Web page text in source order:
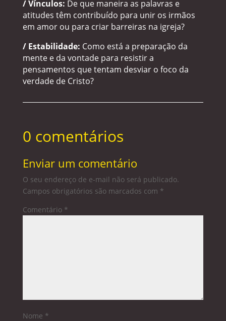
/ Vínculos: De que maneira as palavras e
atitudes têm contribuído para unir os irmãos
em amor ou para criar barreiras na igreja?
/ Estabilidade: Como está a preparação da
mente e da vontade para resistir a
pensamentos que tentam desviar o foco da
verdade de Cristo?
0 comentários
Enviar um comentário
O seu endereço de e-mail não será publicado.
Campos obrigatórios são marcados com *
Comentário *
Nome *